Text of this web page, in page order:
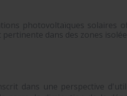
photovoltaïques solaires
dans des zones
dans une perspective